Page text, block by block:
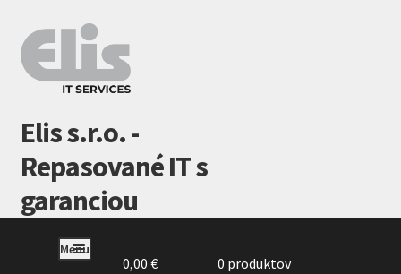
Preskočiť
na
navigáciu
Preskočiť
na
obsah
Elis s.r.o. -
Repasované IT s
garanciou
Menu
0,00 € 0 produktov